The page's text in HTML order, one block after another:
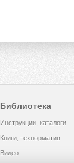
Библиотека
Инструкции, каталоги
Книги, технорматив
Видео